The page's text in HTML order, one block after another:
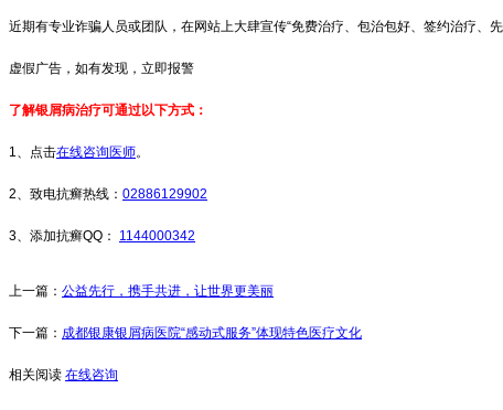
近期有专业诈骗人员或团队，在网站上大肆宣传“免费治疗、包治包好、签约治疗、
虚假广告，如有发现，立即报警
了解银屑病治疗可通过以下方式：
1、点击在线咨询医师。
2、致电抗癣热线： 02886129902
3、添加抗癣QQ： 1144000342
上一篇： 公益先行，携手共进，让世界更美丽
下一篇： 成都银康银屑病医院“感动式服务”体现特色医疗文化
相关阅读 在线咨询